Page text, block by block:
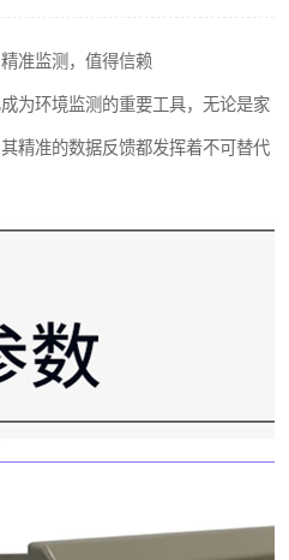
准监测，值得信赖
为环境监测的重要工具，无论是家
精准的数据反馈都发挥着不可替代